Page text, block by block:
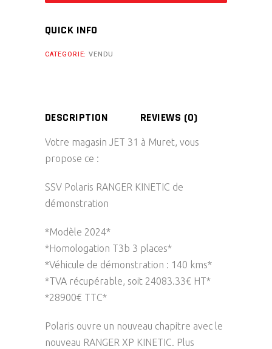
QUICK INFO
CATEGORIE:VENDU
DESCRIPTION REVIEWS (0)
Votre magasin JET 31 à Muret, vous
propose ce :
SSV Polaris RANGER KINETIC de
démonstration
*Modèle 2024*
*Homologation T3b 3 places*
*Véhicule de démonstration : 140 kms*
*TVA récupérable, soit 24083.33€ HT*
*28900€ TTC*
Polaris ouvre un nouveau chapitre avec le
nouveau RANGER XP KINETIC. Plus